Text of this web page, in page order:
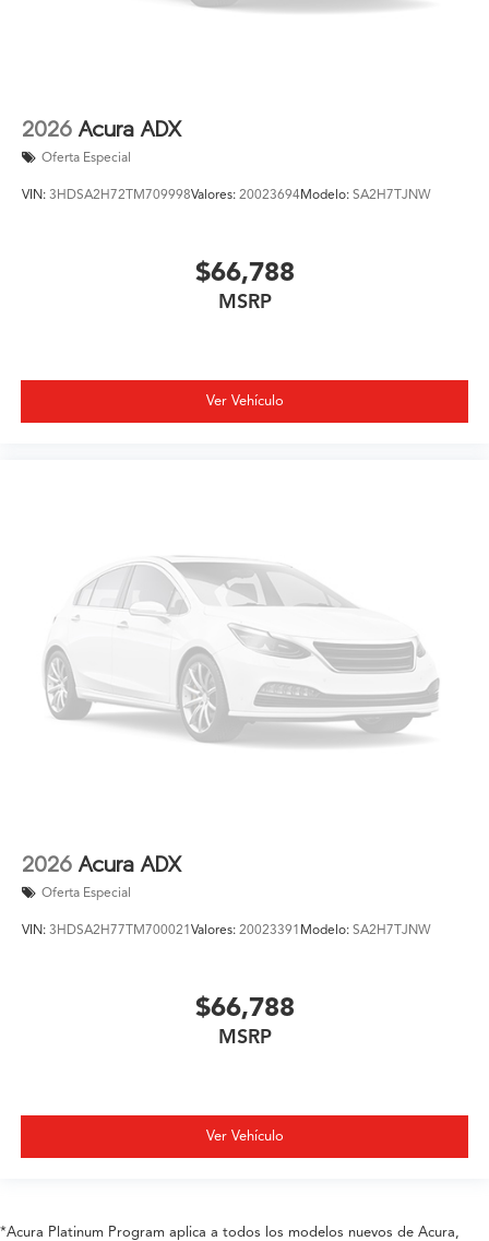
2026 Acura ADX
Oferta Especial
VIN: 3HDSA2H72TM709998Valores: 20023694Modelo: SA2H7TJNW
$66,788
MSRP
Ver Vehículo
2026 Acura ADX
Oferta Especial
VIN: 3HDSA2H77TM700021Valores: 20023391 Modelo: SA2H7TJNW
$66,788
MSRP
Ver Vehículo
*Acura Platinum Program aplica a todos los modelos nuevos de Acura,